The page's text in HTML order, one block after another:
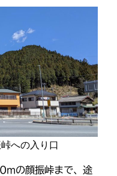
への入り口
の顔振峠まで、途